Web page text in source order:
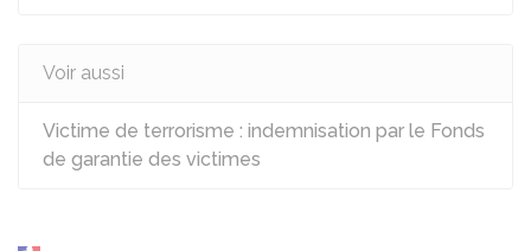
Voir aussi
Victime de terrorisme : indemnisation par le Fonds
de garantie des victimes